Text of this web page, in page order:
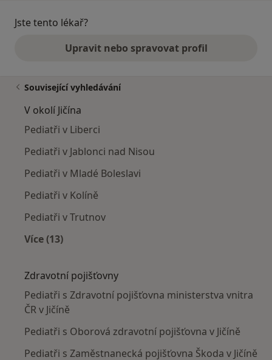
Jste tento lékař?
Upravit nebo spravovat profil
Související vyhledávání
V okolí Jičína
Pediatři v Liberci
Pediatři v Jablonci nad Nisou
Pediatři v Mladé Boleslavi
Pediatři v Kolíně
Pediatři v Trutnov
Více (13)
Zdravotní pojišťovny
Pediatři s Zdravotní pojišťovna ministerstva vnitra
ČR v Jičíně
Pediatři s Oborová zdravotní pojišťovna v Jičíně
Pediatři s Zaměstnanecká pojišťovna Škoda v Jičíně